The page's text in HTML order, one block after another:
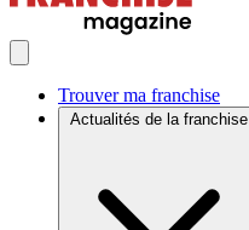
Trouver ma franchise
Actualités de la franchise